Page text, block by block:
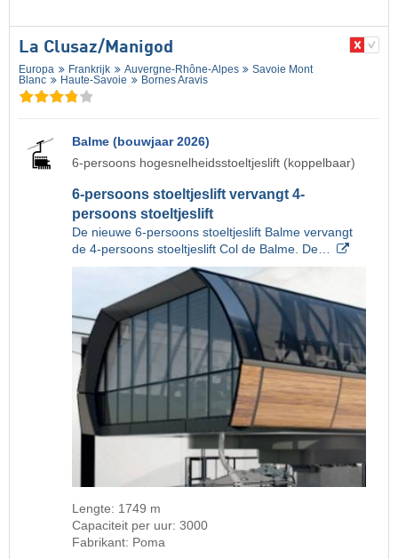
La Clusaz/​Manigod
Europa Frankrijk Auvergne-Rhône-Alpes
Savoie Mont
Blanc
Haute-Savoie Bornes Aravis
Balme (bouwjaar 2026)
6-persoons hogesnelheidsstoeltjeslift (koppelbaar)
6-persoons stoeltjeslift vervangt 4-
persoons stoeltjeslift
De nieuwe 6-persoons stoeltjeslift Balme vervangt
de 4-persoons stoeltjeslift Col de Balme. De…
Lengte: 1749 m
Capaciteit per uur: 3000
Fabrikant: Poma